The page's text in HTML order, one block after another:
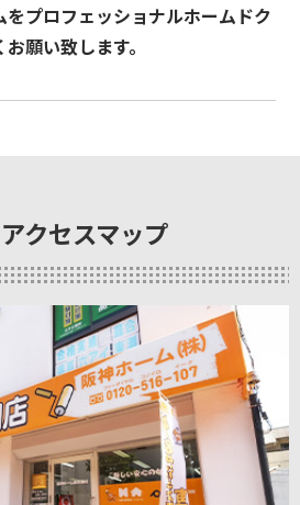
をプロフェッショナルホームドク
お願い致します。
クセスマップ